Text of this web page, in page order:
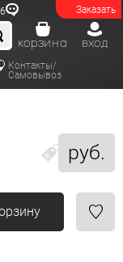
Заказать
Контакты/
Самовывоз
вход
корзина
руб.